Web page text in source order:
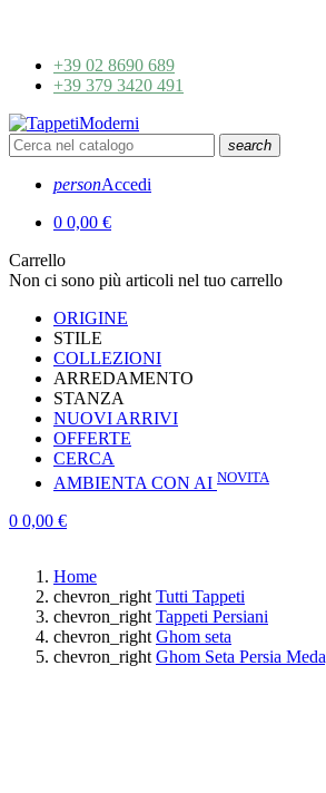
+39 02 8690 689
+39 379 3420 491
search
personAccedi
0 0,00 €
Carrello
Non ci sono più articoli nel tuo carrello
ORIGINE
STILE
COLLEZIONI
ARREDAMENTO
STANZA
NUOVI ARRIVI
OFFERTE
CERCA
AMBIENTA CON AI NOVITA
0 0,00 €
Home
chevron_right Tutti Tappeti
chevron_right Tappeti Persiani
chevron_right Ghom seta
chevron_right Ghom Seta Persia